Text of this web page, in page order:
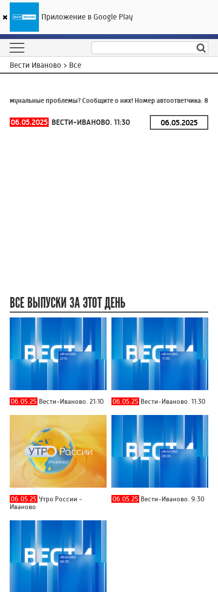
ГТРК «Ивтелерадио»
Вести Иваново > Все
проблемы? Сообщите о них! Номер автоответчика:8
06.05.2025 ВЕСТИ-ИВАНОВО. 11:30
ВСЕ ВЫПУСКИ ЗА ЭТОТ ДЕНЬ
06.05.25 Вести-Иваново. 21:10 06.05.25 Вести-Иваново. 11:30
06.05.25 Утро России -
Иваново
06.05.25 Вести-Иваново. 9:30
Приложение в Google Play